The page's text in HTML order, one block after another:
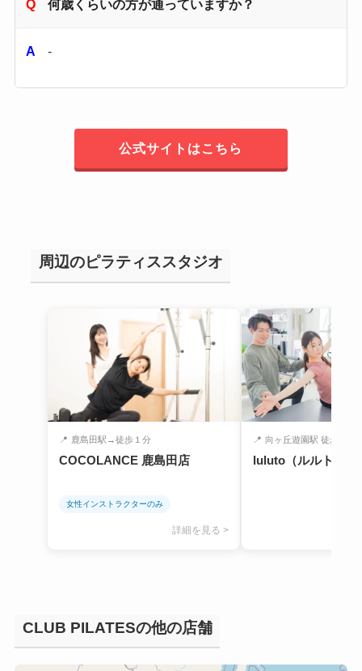
何歳くらいの方が通っていますか？
-
公式サイトはこちら
周辺のピラティススタジオ
📍 鹿島田駅→徒歩１分
COCOLANCE 鹿島田店
女性インストラクターのみ
詳細を見る >
📍 向ヶ丘遊園駅 徒歩6分
luluto（ルルト）向
CLUB PILATESの他の店舗